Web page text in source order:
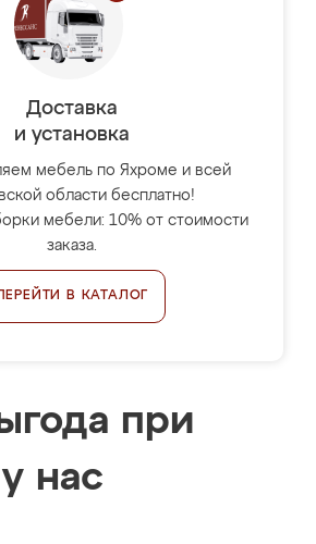
Доставка
и установка
мебель по Яхроме и всей
области бесплатно!
мебели: 10% от стоимости
заказа.
В КАТАЛОГ
при
нас